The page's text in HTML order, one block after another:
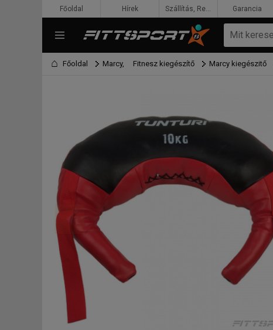
Főoldal Marcy, Fitnesz kiegészítő Marcy kiegészitő
Főoldal Hírek Szállítás, Rendelés, Fizetés Garancia